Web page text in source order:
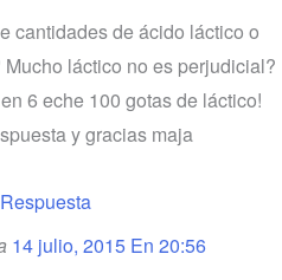
cantidades de ácido láctico o
láctico no es perjudicial?
6 eche 100 gotas de láctico!
y gracias maja
Respuesta
14 julio, 2015 En 20:56